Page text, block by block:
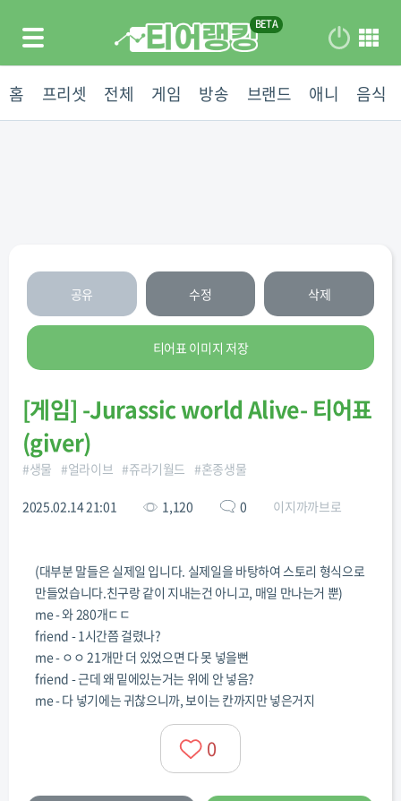
홈 프리셋 전체 게임 방송 브랜드 애니 음식
공유 수정 삭제
티어표 이미지 저장
[게임] -Jurassic world Alive- 티어표
(giver)
#생물 #얼라이브 #쥬라기월드 #혼종생물
2025.02.14 21:01 1,120 0 이지까까브로
(대부분 말들은 실제일 입니다. 실제일을 바탕하여 스토리 형식으로
만들었습니다.친구랑 같이 지내는건 아니고, 매일 만나는거 뿐)
me - 와 280개ㄷㄷ
friend - 1시간쯤 걸렸나?
me - ㅇㅇ 21개만 더 있었으면 다 못 넣을뻔
friend - 근데 왜 밑에있는거는 위에 안 넣음?
me - 다 넣기에는 귀찮으니까, 보이는 칸까지만 넣은거지
0